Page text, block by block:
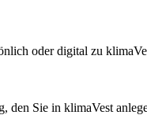
oder digital zu
den Sie in klimaVest